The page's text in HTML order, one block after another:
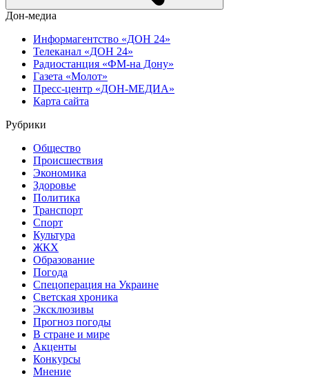
Дон-медиа
Информагентство «ДОН 24»
Телеканал «ДОН 24»
Радиостанция «ФМ-на Дону»
Газета «Молот»
Пресс-центр «ДОН-МЕДИА»
Карта сайта
Рубрики
Общество
Происшествия
Экономика
Здоровье
Политика
Транспорт
Спорт
Культура
ЖКХ
Образование
Погода
Спецоперация на Украине
Светская хроника
Эксклюзивы
Прогноз погоды
В стране и мире
Акценты
Конкурсы
Мнение